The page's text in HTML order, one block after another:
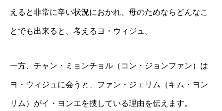
えると非常に辛い状況におかれ、母のためならどんなこ
とでも出来ると、考えるヨ・ウィジュ。
一方、チャン・ミョンチョル（コン・ジョンファン）は
ヨ・ウィジュに会うと、ファン・ジェリム（キム・ヨン
リム）がイ・ヨンエを捜している理由を伝えます。